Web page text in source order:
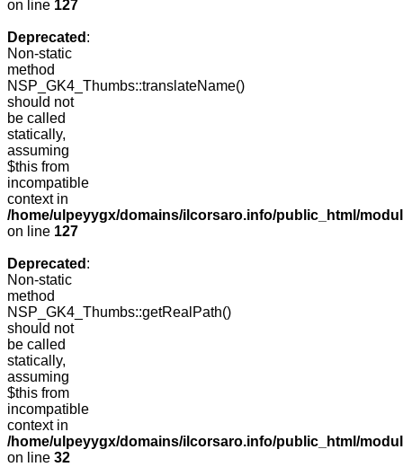
on line 127
Deprecated :
Non-static
method
NSP_GK4_Thumbs::translateName()
should not
be called
statically,
assuming
$this from
incompatible
context in
/home/ulpeyygx/domains/ilcorsaro.info/public_html/
on line 127
Deprecated :
Non-static
method
NSP_GK4_Thumbs::getRealPath()
should not
be called
statically,
assuming
$this from
incompatible
context in
/home/ulpeyygx/domains/ilcorsaro.info/public_html/
on line 32